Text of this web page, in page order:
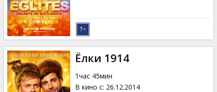
Ёлки 1914
1час 45мин
В кино с: 26.12.2014